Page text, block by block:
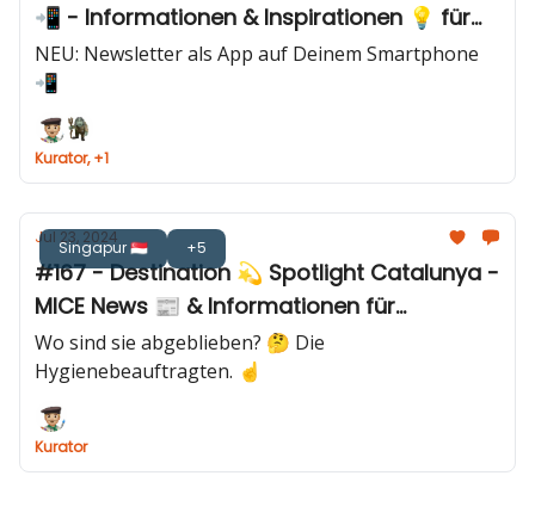
📲 - Informationen & Inspirationen 💡 für
Eventprofis
NEU: Newsletter als App auf Deinem Smartphone
📲
Kurator, +1
Singapur 🇸🇬 +5
Jul 23, 2024
#167 - Destination 💫 Spotlight Catalunya -
MICE News 📰 & Informationen für
Eventprofis
Wo sind sie abgeblieben? 🤔 Die
Hygienebeauftragten. ☝️
Kurator